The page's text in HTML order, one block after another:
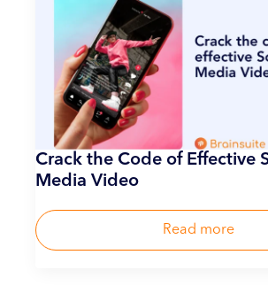
Crack the Code of Effective
Media Video
Read more